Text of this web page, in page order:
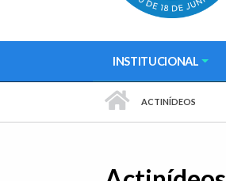
INSTITUCIONAL
PÁGINA INICIAL
ACTINÍDEOS